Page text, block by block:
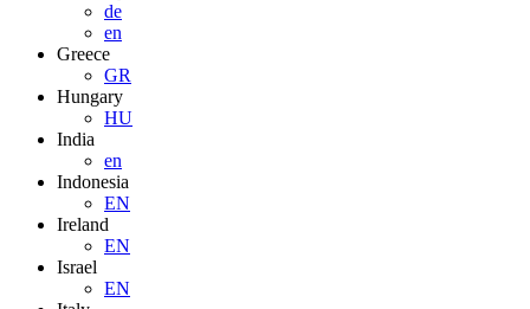
de
en
Greece
GR
Hungary
HU
India
en
Indonesia
EN
Ireland
EN
Israel
EN